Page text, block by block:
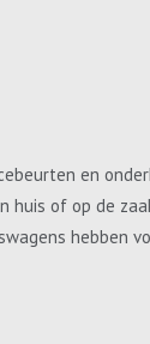
en
of op de
hebben